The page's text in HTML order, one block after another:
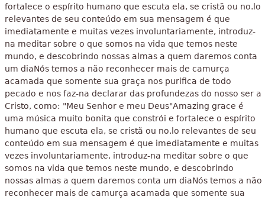
fortalece o espírito humano que escuta ela, se cristã ou no.lo
relevantes de seu conteúdo em sua mensagem é que
imediatamente e muitas vezes involuntariamente, introduz-
na meditar sobre o que somos na vida que temos neste
mundo, e descobrindo nossas almas a quem daremos conta
um diaNós temos a não reconhecer mais de camurça
acamada que somente sua graça nos purifica de todo
pecado e nos faz-na declarar das profundezas do nosso ser a
Cristo, como: "Meu Senhor e meu Deus"Amazing grace é
uma música muito bonita que constrói e fortalece o espírito
humano que escuta ela, se cristã ou no.lo relevantes de seu
conteúdo em sua mensagem é que imediatamente e muitas
vezes involuntariamente, introduz-na meditar sobre o que
somos na vida que temos neste mundo, e descobrindo
nossas almas a quem daremos conta um diaNós temos a não
reconhecer mais de camurça acamada que somente sua